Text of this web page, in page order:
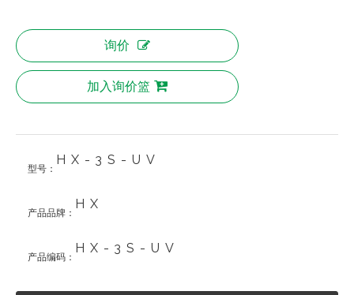
询价
加入询价篮
型号：
HX-3S-UV
产品品牌：
HX
产品编码：
HX-3S-UV